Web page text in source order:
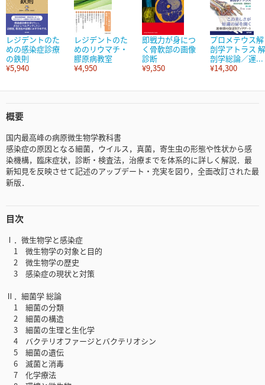
レジデントのた
めの感染症診療
の鉄則
¥5,940
レジデントのた
めのリウマチ・
膠原病教室
¥4,950
即戦力が身につ
く骨軟部の画像
診断
¥9,350
プロメテウス解
剖学アトラス 解
剖学総論／運...
¥14,300
概要
国内最高峰の病原微生物学教科書
感染症の原因となる細菌，ウイルス，真菌，寄生虫の形態や性状から感
染機構，臨床症状，診断・検査法，治療までを体系的に詳しく解説．最
新知見を反映させて記述のアップデート・充実を図り，全面改訂された最
新版．
目次
Ⅰ．微生物学と感染症
1 微生物学の対象と目的
2 微生物学の歴史
3 感染症の現状と対策
Ⅱ．細菌学 総論
1 細菌の分類
2 細菌の構造
3 細菌の生理と生化学
4 バクテリオファージとバクテリオシン
5 細菌の遺伝
6 滅菌と消毒
7 化学療法